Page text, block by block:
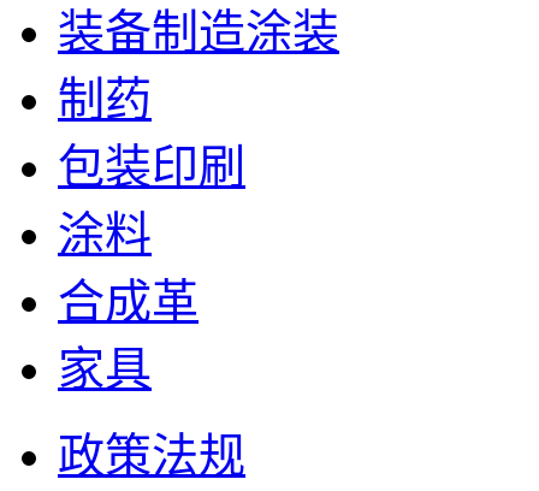
装备制造涂装
制药
包装印刷
涂料
合成革
家具
政策法规